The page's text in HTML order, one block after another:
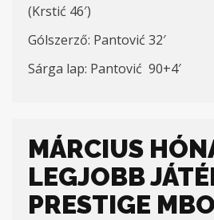
(Krstić 46′)
Gólszerző: Pantović 32′
Sárga lap: Pantović 90+4′
MÁRCIUS
LEGJOBB
PRESTIGE